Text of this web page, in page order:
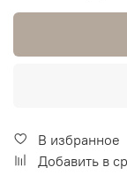
В избранное
Добавить в